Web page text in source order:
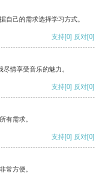
自己的需求选择学习方式。
支持[0] 反对[0]
情享受音乐的魅力。
支持[0] 反对[0]
有需求。
支持[0] 反对[0]
常方便。